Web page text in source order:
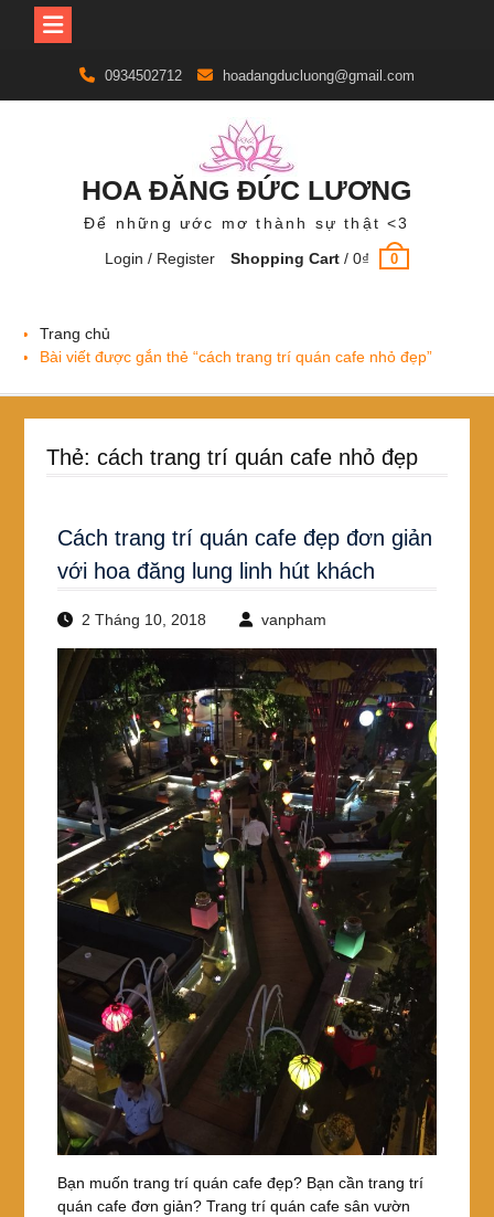
content
0934502712 hoadangducluong@gmail.com
HOA ĐĂNG ĐỨC LƯƠNG
Để những ước mơ thành sự thật <3
Login / Register
Shopping Cart /0₫ 0
Trang chủ
Bài viết được gắn thẻ “cách trang trí quán cafe nhỏ đẹp”
Thẻ: cách trang trí quán cafe nhỏ đẹp
Cách trang trí quán cafe đẹp đơn giản
với hoa đăng lung linh hút khách
2 Tháng 10, 2018 vanpham
Bạn muốn trang trí quán cafe đẹp? Bạn cần trang trí
quán cafe đơn giản? Trang trí quán cafe sân vườn